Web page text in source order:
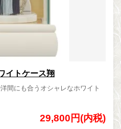
イトケース翔
間にも合うオシャレなホワイト
29,800円(内税)